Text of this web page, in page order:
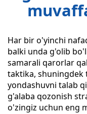
Har bir o'yinchi
balki unda g'olib
samarali qarorlar
taktika, shuningdek
yondashuvni talab
g'alaba qozonish
o'zingiz uchun eng